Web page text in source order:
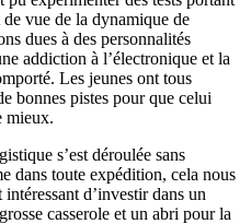
vue de la dynamique de
dues à des personnalités
addiction à l’électronique et la
Les jeunes ont tous
bonnes pistes pour que celui
mieux.
s’est déroulée sans
dans toute expédition, cela nous
d’investir dans un
casserole et un abri pour la